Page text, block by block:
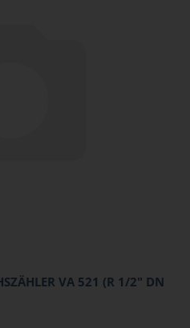
VA 521 (R 1/2" DN